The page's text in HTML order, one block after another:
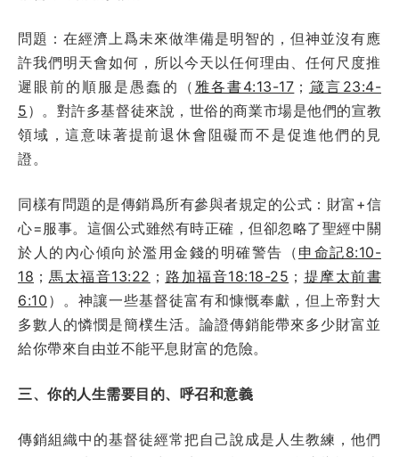
問題：在經濟上爲未來做準備是明智的，但神並沒有應
許我們明天會如何，所以今天以任何理由、任何尺度推
遲眼前的順服是愚蠢的（ 雅各書4:13-17 ； 箴言23:4-
5 ）。對許多基督徒來說，世俗的商業市場是他們的宣教
領域，這意味著提前退休會阻礙而不是促進他們的見
證。
同樣有問題的是傳銷爲所有參與者規定的公式：財富+信
心=服事。這個公式雖然有時正確，但卻忽略了聖經中關
於人的內心傾向於濫用金錢的明確警告（ 申命記8:10-
18 ； 馬太福音13:22 ； 路加福音18:18-25 ； 提摩太前書
6:10 ）。神讓一些基督徒富有和慷慨奉獻，但上帝對大
多數人的憐憫是簡樸生活。論證傳銷能帶來多少財富並
給你帶來自由並不能平息財富的危險。
三、你的人生需要目的、呼召和意義
傳銷組織中的基督徒經常把自己說成是人生教練，他們